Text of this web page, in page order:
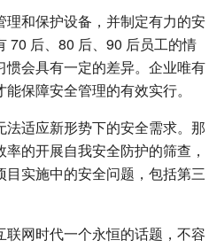
和保护设备，并制定有力的安
70 后、80 后、90 后员工的情
会具有一定的差异。企业唯有
保障安全管理的有效实行。
适应新形势下的安全需求。那
的开展自我安全防护的筛查，
实施中的安全问题，包括第三
网时代一个永恒的话题，不容